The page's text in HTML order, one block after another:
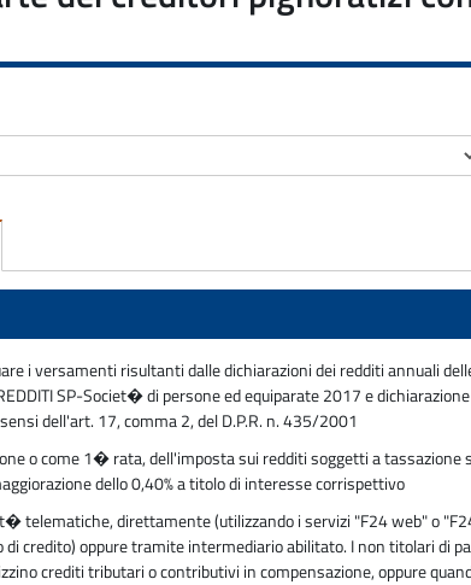
i versamenti risultanti dalle dichiarazioni dei redditi annuali
SP-Societ� di persone ed equiparate 2017 e
dell'art. 17, comma 2, del D.P.R. n. 435/2001
o come 1� rata, dell'imposta sui redditi soggetti a
dello 0,40% a titolo di interesse corrispettivo
telematiche, direttamente (utilizzando i servizi "F24 web" o
credito) oppure tramite intermediario abilitato. I non titolari di
crediti tributari o contributivi in compensazione, oppure